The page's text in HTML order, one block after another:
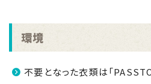
環境
不要となった衣類は「